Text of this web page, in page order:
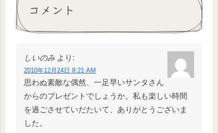
コメント
しいのみ より:
2010年12月24日 8:21 AM
思わぬ素敵な偶然、一足早いサンタさん
からのプレゼントでしょうか。私も楽しい時間
を過ごさせていだたいて、ありがとうございま
した。